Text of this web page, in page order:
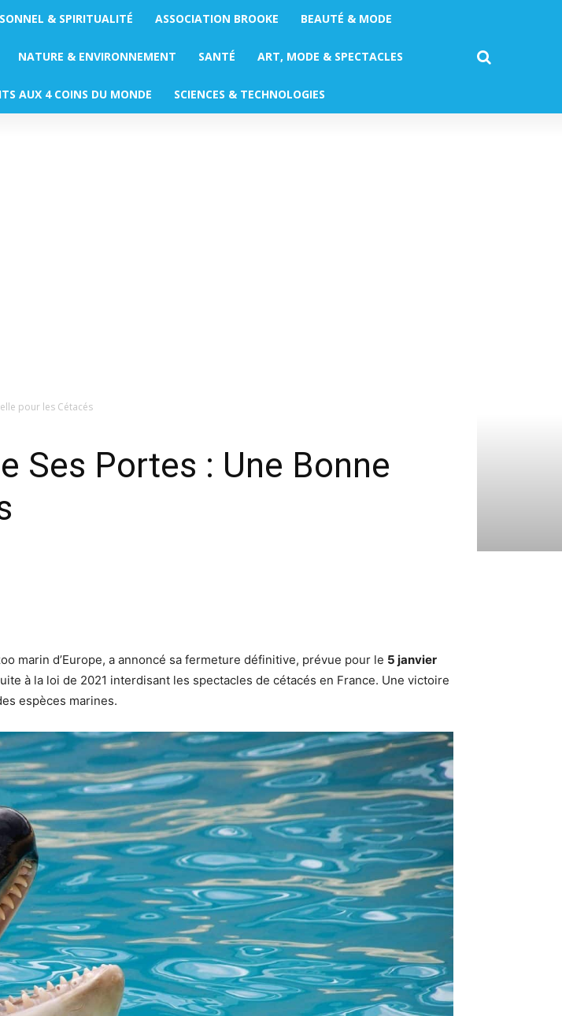
& SPIRITUALITÉ ASSOCIATION BROOKE BEAUTÉ & MODE
NATURE & ENVIRONNEMENT SANTÉ ART, MODE & SPECTACLES
AUX 4 COINS DU MONDE SCIENCES & TECHNOLOGIES
pour les Cétacés
Ses Portes : Une Bonne
marin d’Europe, a annoncé sa fermeture définitive, prévue pour le 5 janvier
à la loi de 2021 interdisant les spectacles de cétacés en France. Une victoire
espèces marines.